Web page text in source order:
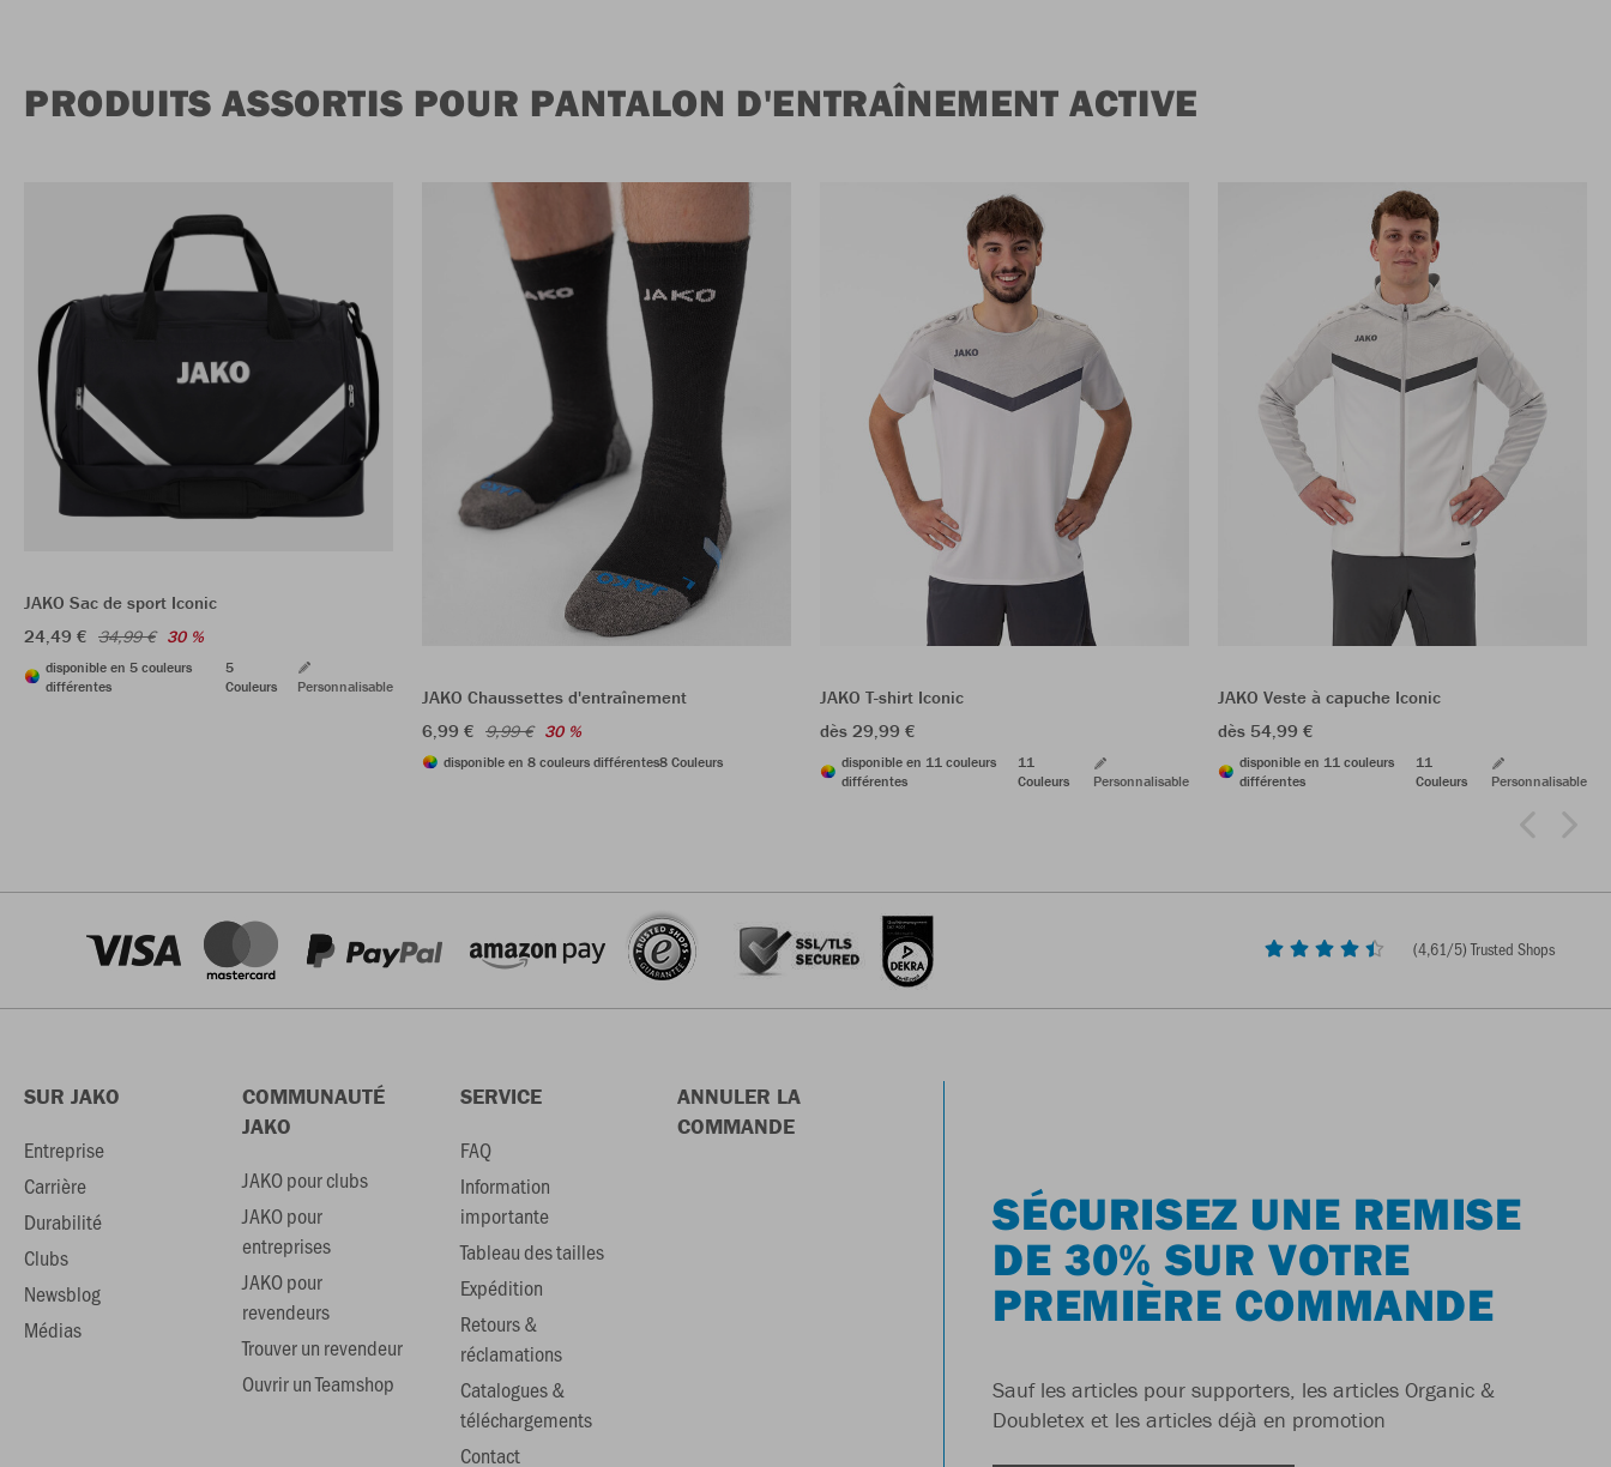
PRODUITS ASSORTIS POUR PANTALON D'ENTRAÎNEMENT ACTIVE
JAKO Sac de sport Iconic
24,49 € 34,99 € 30 %
disponible en 5 couleurs
différentes
5
Couleurs
Personnalisable
JAKO Chaussettes d'entraînement
6,99 € 9,99 € 30 %
disponible en 8 couleurs différentes8 Couleurs
JAKO T-shirt Iconic
dès 29,99 €
disponible en 11 couleurs
différentes
11
Couleurs
Personnalisable
JAKO Veste à capuche Iconic
dès 54,99 €
disponible en 11 couleurs
différentes
11
Couleurs
Personnalisable
(4,61/5) Trusted Shops
SUR JAKO
Entreprise
Carrière
Durabilité
Clubs
Newsblog
Médias
COMMUNAUTÉ
JAKO
JAKO pour clubs
JAKO pour
entreprises
JAKO pour
revendeurs
Trouver un revendeur
Ouvrir un Teamshop
SERVICE
FAQ
Information
importante
Tableau des tailles
Expédition
Retours &
réclamations
Catalogues &
téléchargements
Contact
ANNULER LA
COMMANDE
SÉCURISEZ UNE REMISE
DE 30% SUR VOTRE
PREMIÈRE COMMANDE
Sauf les articles pour supporters, les articles Organic &
Doubletex et les articles déjà en promotion